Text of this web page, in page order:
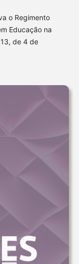
o Regimento
Educação na
de 4 de